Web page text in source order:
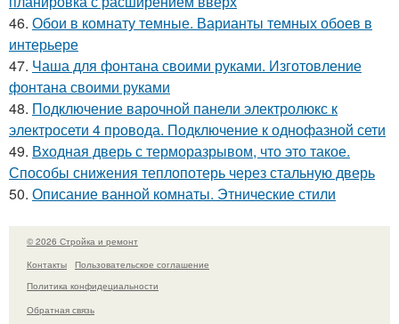
46. Обои в комнату темные. Варианты темных обоев в
интерьере
47. Чаша для фонтана своими руками. Изготовление
фонтана своими руками
48. Подключение варочной панели электролюкс к
электросети 4 провода. Подключение к однофазной сети
49. Входная дверь с терморазрывом, что это такое.
Способы снижения теплопотерь через стальную дверь
50. Описание ванной комнаты. Этнические стили
© 2026 Стройка и ремонт
Контакты
Пользовательское соглашение
Политика конфидециальности
Обратная связь